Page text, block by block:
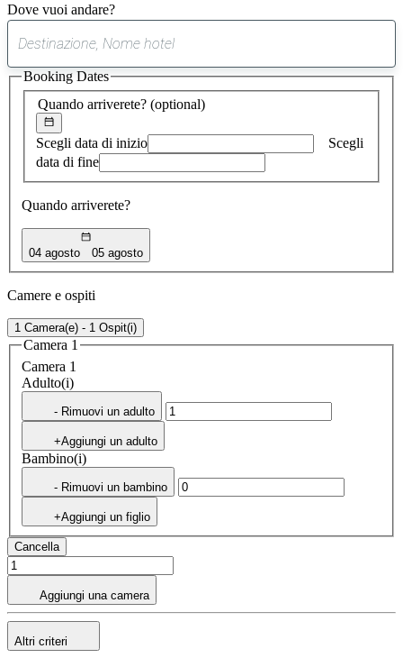
Dove vuoi andare?
suggerimento
trovato
Quando arriverete? (optional)
Scegli data di inizio
Scegli
data di fine
Quando arriverete?
04 agosto 05 agosto
Booking Dates
Camere e ospiti
1 Camera(e) - 1 Ospit(i)
Camera 1
Camera 1
Adulto(i)
- Rimuovi un adulto
+Aggiungi un adulto
Bambino(i)
- Rimuovi un bambino
+Aggiungi un figlio
Cancella
Aggiungi una camera
Altri criteri